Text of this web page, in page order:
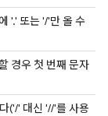
'.' 또는 '/'만 올 수
경우 첫 번째 문자
('/' 대신 '//'를 사용